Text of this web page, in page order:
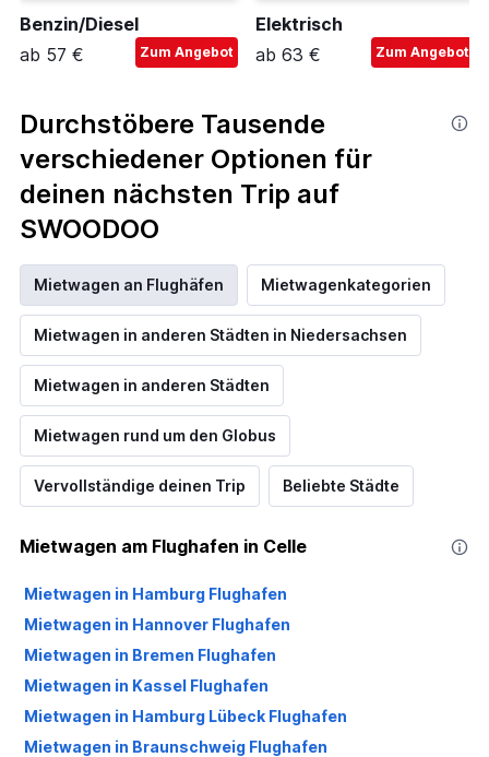
Benzin/Diesel
ab 57 €
Zum Angebot
Elektrisch
ab 63 €
Zum Angebot
Durchstöbere Tausende
verschiedener Optionen für
deinen nächsten Trip auf
SWOODOO
Mietwagen an Flughäfen Mietwagenkategorien
Mietwagen in anderen Städten in Niedersachsen
Mietwagen in anderen Städten
Mietwagen rund um den Globus
Vervollständige deinen Trip Beliebte Städte
Mietwagen am Flughafen in Celle
Mietwagen in Hamburg Flughafen
Mietwagen in Hannover Flughafen
Mietwagen in Bremen Flughafen
Mietwagen in Kassel Flughafen
Mietwagen in Hamburg Lübeck Flughafen
Mietwagen in Braunschweig Flughafen